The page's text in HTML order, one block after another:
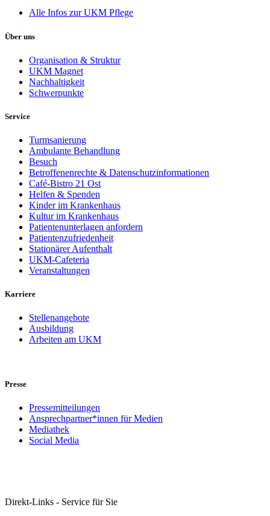
Alle Infos zur UKM Pflege
Über uns
Organisation & Struktur
UKM Magnet
Nachhaltigkeit
Schwerpunkte
Service
Turmsanierung
Ambulante Behandlung
Besuch
Betroffenenrechte & Datenschutzinformationen
Café-Bistro 21 Ost
Helfen & Spenden
Kinder im Krankenhaus
Kultur im Krankenhaus
Patientenunterlagen anfordern
Patientenzufriedenheit
Stationärer Aufenthalt
UKM-Cafeteria
Veranstaltungen
Karriere
Stellenangebote
Ausbildung
Arbeiten am UKM
Presse
Pressemitteilungen
Ansprechpartner*innen für Medien
Mediathek
Social Media
Direkt-Links - Service für Sie